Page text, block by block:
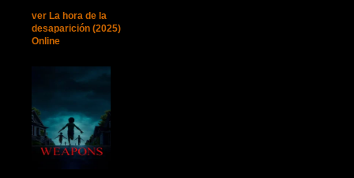
ver La hora de la
desaparición (2025)
Online